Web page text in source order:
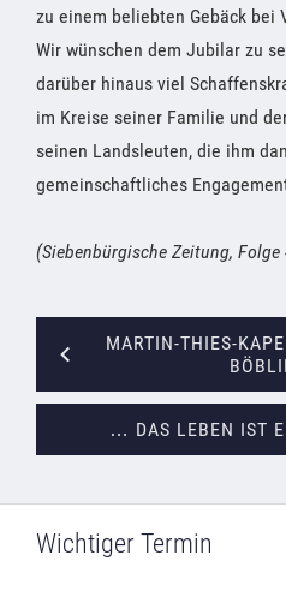
zu einem beliebten Gebäck bei
Wir wünschen dem Jubilar zu
darüber hinaus viel
im Kreise seiner Familie und
seinen Landsleuten, die ihm
gemeinschaftliches
(Siebenbürgische Zeitung,
MARTIN-THIES-
… DAS LEBEN IST
Wichtiger Termin